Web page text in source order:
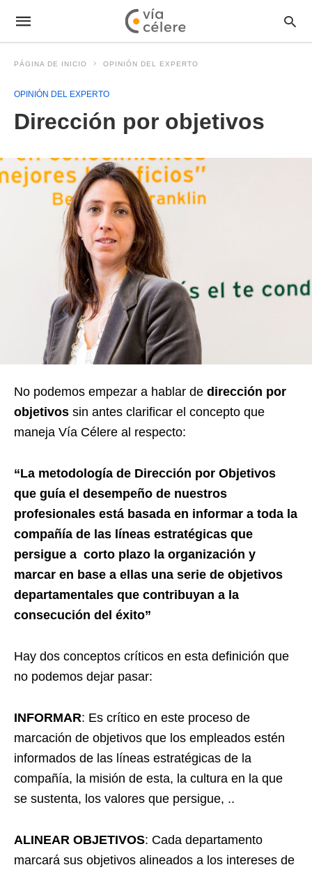
PÁGINA DE INICIO OPINIÓN DEL EXPERTO
OPINIÓN DEL EXPERTO
Dirección por objetivos
No podemos empezar a hablar de dirección por
objetivos sin antes clarificar el concepto que
maneja Vía Célere al respecto:
“La metodología de Dirección por Objetivos
que guía el desempeño de nuestros
profesionales está basada en informar a toda la
compañía de las líneas estratégicas que
persigue a corto plazo la organización y
marcar en base a ellas una serie de objetivos
departamentales que contribuyan a la
consecución del éxito”
Hay dos conceptos críticos en esta definición que
no podemos dejar pasar:
INFORMAR: Es crítico en este proceso de
marcación de objetivos que los empleados estén
informados de las líneas estratégicas de la
compañía, la misión de esta, la cultura en la que
se sustenta, los valores que persigue, ..
ALINEAR OBJETIVOS: Cada departamento
marcará sus objetivos alineados a los intereses de